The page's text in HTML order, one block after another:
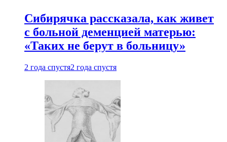
Сибирячка рассказала, как живет
с больной деменцией матерью:
«Таких не берут в больницу»
2 года спустя2 года спустя